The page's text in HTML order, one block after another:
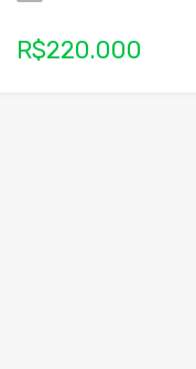
R$220.000